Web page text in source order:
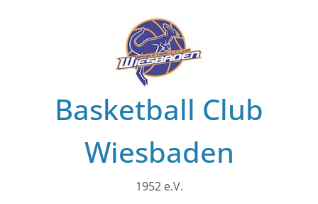
Basketball Club
Wiesbaden
1952 e.V.